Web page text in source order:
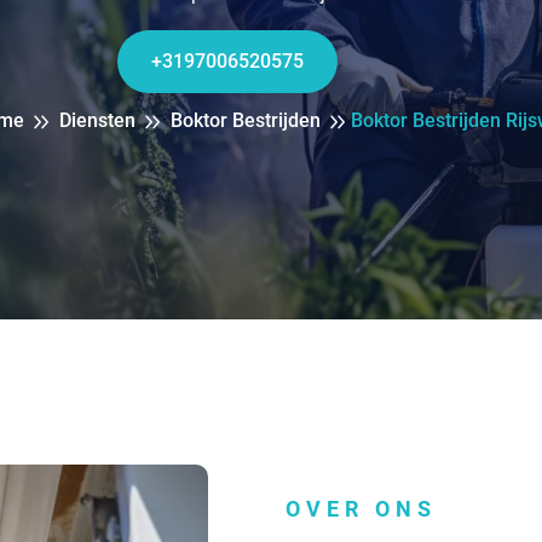
+3197006520575
Diensten Boktor Bestrijden Boktor Bestrijden
OVER ONS